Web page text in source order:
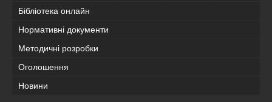
Бібліотека онлайн
Нормативні документи
Методичні розробки
Оголошення
Новини